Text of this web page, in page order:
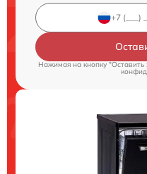
Нажимая на кнопку